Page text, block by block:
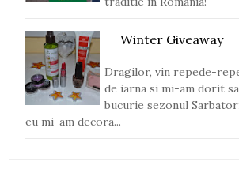
Winter Giveaway
Dragilor, vin repede-
de iarna si mi-am dorit
bucurie sezonul
eu mi-am decora...